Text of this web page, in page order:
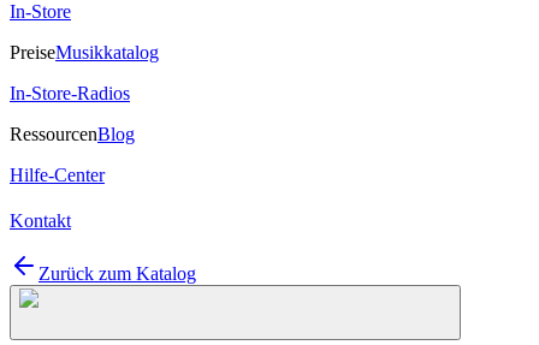
In-Store
PreiseMusikkatalog
In-Store-Radios
RessourcenBlog
Hilfe-Center
Kontakt
Zurück zum Katalog